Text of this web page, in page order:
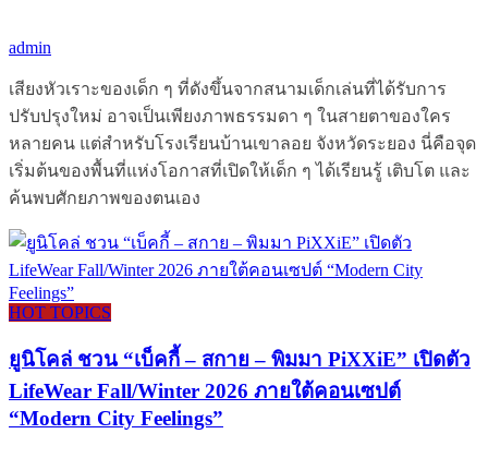
admin
เสียงหัวเราะของเด็ก ๆ ที่ดังขึ้นจากสนามเด็กเล่นที่ได้รับการ
ปรับปรุงใหม่ อาจเป็นเพียงภาพธรรมดา ๆ ในสายตาของใคร
หลายคน แต่สำหรับโรงเรียนบ้านเขาลอย จังหวัดระยอง นี่คือจุด
เริ่มต้นของพื้นที่แห่งโอกาสที่เปิดให้เด็ก ๆ ได้เรียนรู้ เติบโต และ
ค้นพบศักยภาพของตนเอง
HOT TOPICS
ยูนิโคล่ ชวน “เบ็คกี้ – สกาย – พิมมา PiXXiE” เปิดตัว
LifeWear Fall/Winter 2026 ภายใต้คอนเซปต์
“Modern City Feelings”